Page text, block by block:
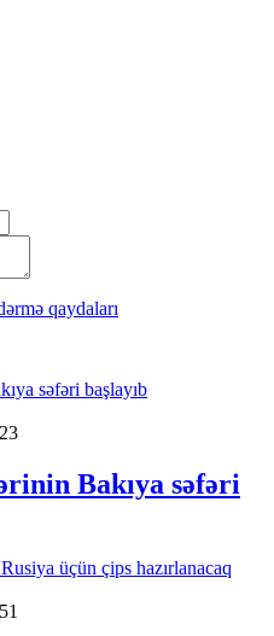
qaydaları
Bakıya səfəri